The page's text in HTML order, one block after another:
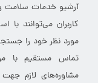
آرشیو خدمات سلامت و
کاربران می‌توانند با
مورد نظر خود را
تماس مستقیم با
مشاوره‌های لازم